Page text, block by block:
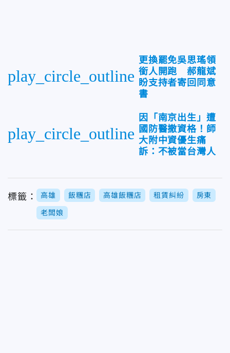
play_circle_outline
更換罷免吳思瑤領
銜人開跑 郝龍斌
盼支持者寄回同意
書
play_circle_outline
因「南京出生」遭
國防醫撤資格！師
大附中資優生痛
訴：不被當台灣人
標籤： 高雄 飯糰店 高雄飯糰店 租賃糾紛 房東
老闆娘